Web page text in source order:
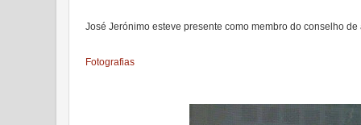
José Jerónimo esteve presente como membro do conselho
Fotografias